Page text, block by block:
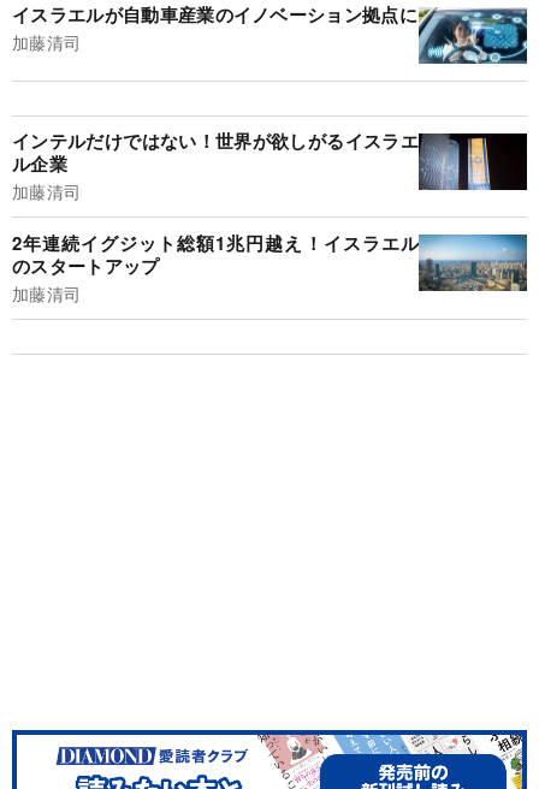
イスラエルが自動車産業のイノベーション拠点に
加藤清司
インテルだけではない！世界が欲しがるイスラエ
ル企業
加藤清司
2年連続イグジット総額1兆円越え！イスラエル
のスタートアップ
加藤清司